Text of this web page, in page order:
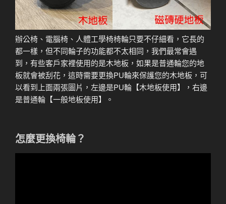
辦公椅、電腦椅、人體工學椅椅輪只要不仔細看，它長的
都一樣，但不同輪子的功能都不太相同，我們最常會遇
到，有些客戶家裡使用的是木地板，如果是普通輪您的地
板就會被刮花，這時需要更換PU輪來保護您的木地板，可
以看到上面兩張圖片，左邊是PU輪【木地板使用】，右邊
是普通輪【一般地板使用】。
怎麼更換椅輪？